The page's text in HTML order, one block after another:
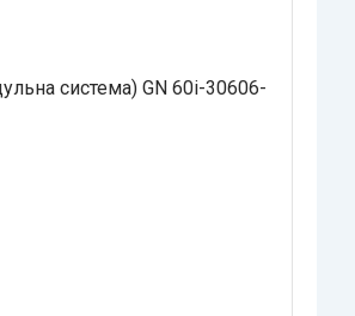
система) GN 60i-30606-